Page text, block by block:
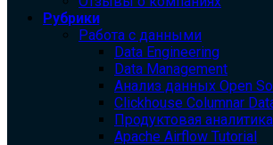
Рубрики
Работа с данными
Data Engineering
Data Management
Анализ данных Open
Clickhouse Columnar
Продуктовая аналитика
Apache Airflow Tutorial